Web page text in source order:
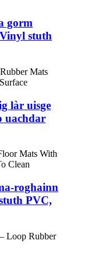
gorm
stuth
làr uisge
uachdar
roghainn
PVC,